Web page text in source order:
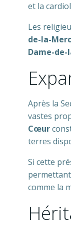
et la
Les
de-la-
Dame-de-
Après la
vastes
Cœur
terres
Si cette
comme la